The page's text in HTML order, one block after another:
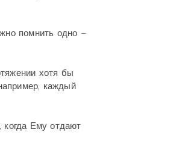
помнить одно –
хотя бы
каждый
когда Ему отдают